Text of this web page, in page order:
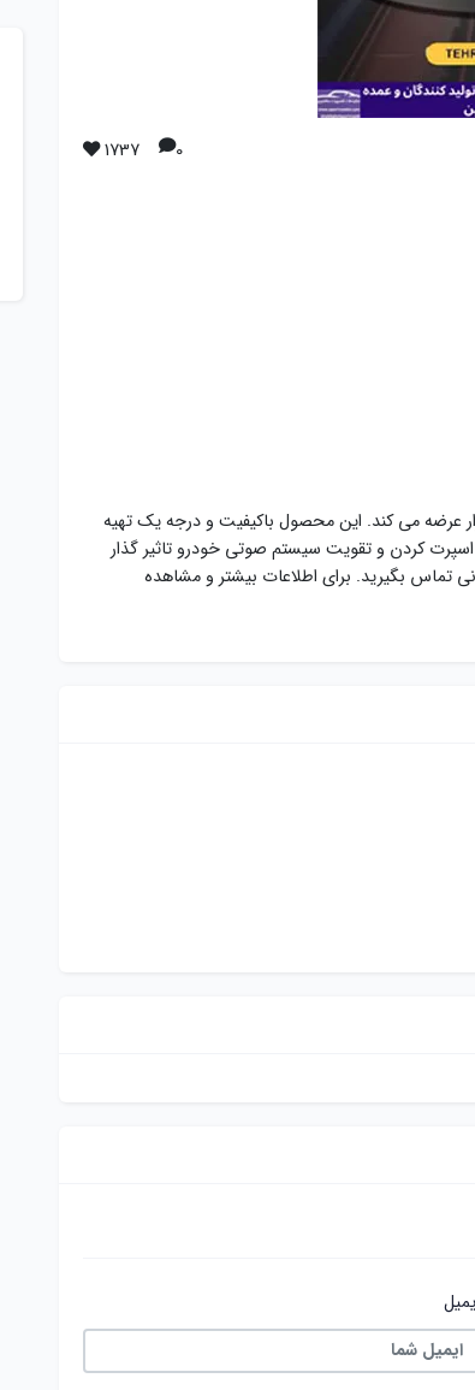
0
1737
عرضه می کند. این محصول باکیفیت و درجه یک تهیه
اسپرت کردن و تقویت سیستم صوتی خودرو تاثیر گذار
تماس بگیرید. برای اطلاعات بیشتر و مشاهده